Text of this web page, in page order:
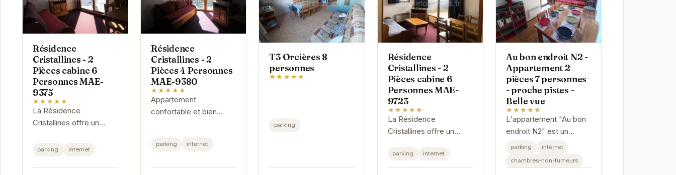
Résidence
Cristallines - 2
Pièces cabine 6
Personnes MAE-
9375
★★★★★
La Résidence
Cristallines offre un
confortable et
vacances à Orcières.
parking internet
Résidence
Cristallines - 2
Pièces 4 Personnes
MAE-9380
★★★★★
Appartement
confortable et bien
parking internet
T3 Orcières 8
personnes
★★★★★
parking
Résidence
Cristallines - 2
Pièces cabine 6
Personnes MAE-
9723
★★★★★
La Résidence
Cristallines offre un
confortable et bien
équipé pour des
parking internet
Au bon endroit N2 -
Appartement 2
pièces 7 personnes
- proche pistes -
Belle vue
★★★★★
L'appartement "Au bon
endroit N2" est un
véritable bijou niché au
ses deux pièces
parking
internet
chambres-non-fumeurs